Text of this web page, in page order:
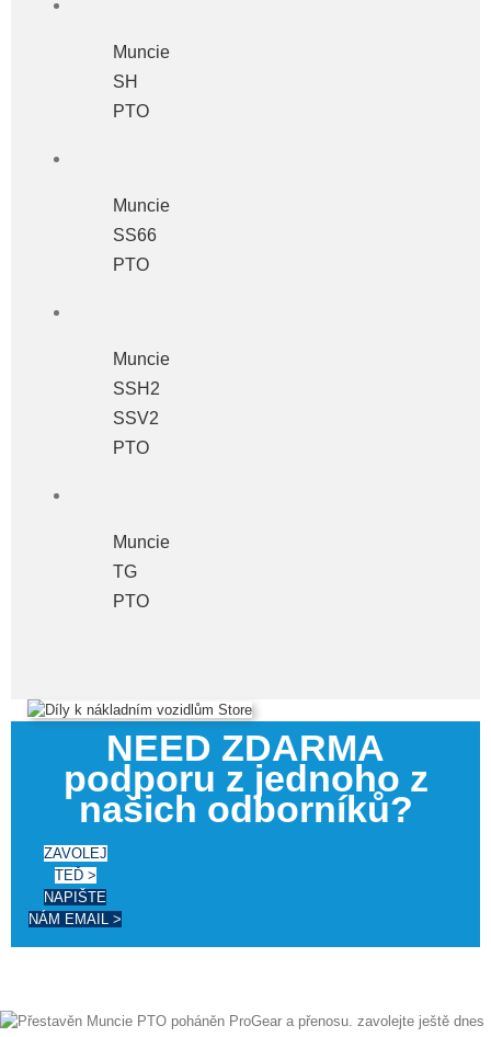
Muncie
SH
PTO
Muncie
SS66
PTO
Muncie
SSH2
SSV2
PTO
Muncie
TG
PTO
NEED ZDARMA
podporu z jednoho z
našich odborníků?
ZAVOLEJ
TEĎ >
NAPIŠTE
NÁM EMAIL >